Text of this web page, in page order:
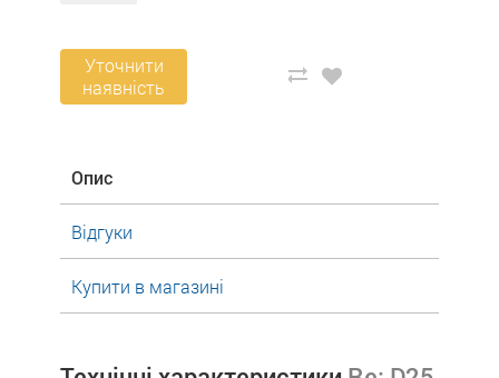
Уточнити
наявність
Опис
Відгуки
Купити в магазині